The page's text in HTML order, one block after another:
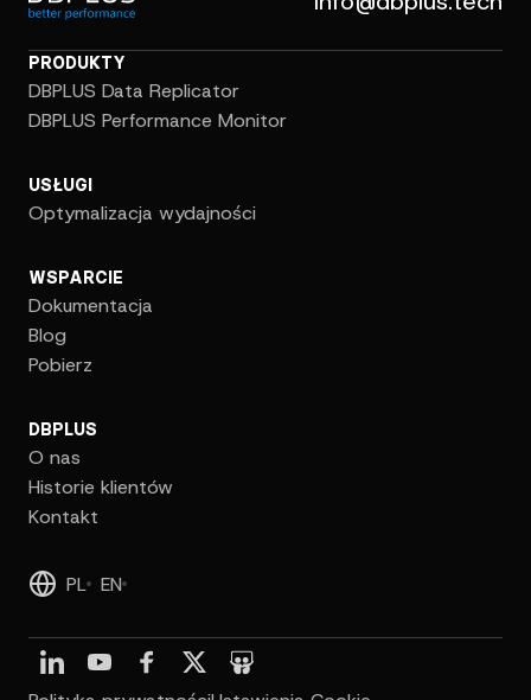
PRODUKTY
DBPLUS Data Replicator
DBPLUS Performance Monitor
USŁUGI
Optymalizacja wydajności
WSPARCIE
Dokumentacja
Blog
Pobierz
DBPLUS
O nas
Historie klientów
Kontakt
PL EN